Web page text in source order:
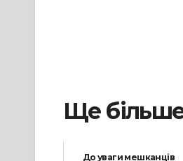
Ще
До уваги мешканців